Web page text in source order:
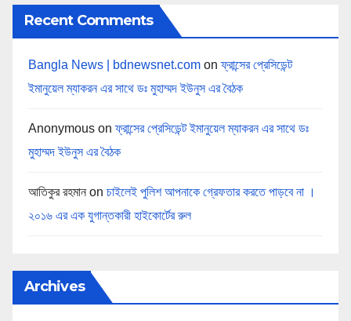
Recent Comments
Bangla News | bdnewsnet.com onফ্রান্সের প্রেসিডেন্ট
ইমানুয়েল ম্যাকরন এর সাথে ডঃ মুহাম্মদ ইউনুস এর বৈঠক
Anonymous onফ্রান্সের প্রেসিডেন্ট ইমানুয়েল ম্যাকরন এর সাথে ডঃ
মুহাম্মদ ইউনুস এর বৈঠক
আতিকুর রহমান on চাইলেই পুলিশ আপনাকে গ্রেফতার করতে পাড়বে না ।
২০১৬ এর এক যুগান্তকারী হাইকোর্টের রুল
Archives